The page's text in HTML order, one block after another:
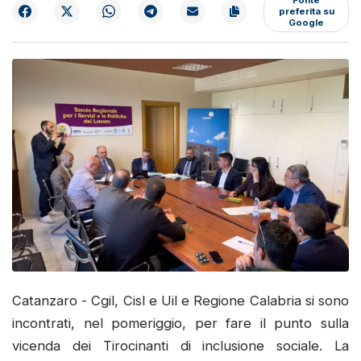
preferita su
Google
Catanzaro - Cgil, Cisl e Uil e Regione Calabria si sono
incontrati, nel pomeriggio, per fare il punto sulla
vicenda dei Tirocinanti di inclusione sociale. La